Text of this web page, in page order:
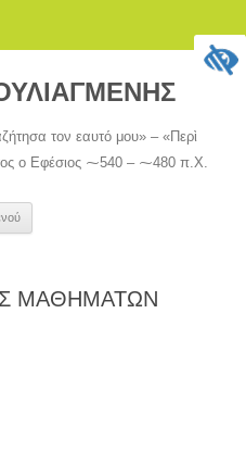
τον εαυτό μου» – «Περὶ
ο Εφέσιος ⁓540 ‒ ⁓480 π.Χ.
ΜΑΘΗΜΑΤΩΝ